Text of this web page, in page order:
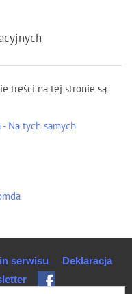
treści na tej stronie są
Na tych samych
serwisu
Deklaracja